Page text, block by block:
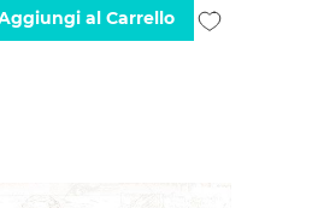
al Carrello
Aggiungi